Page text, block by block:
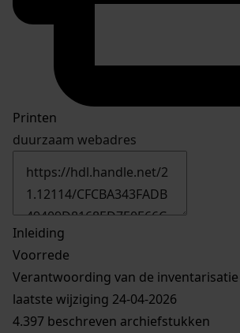
Printen
duurzaam webadres
Inleiding
Voorrede
Verantwoording van de inventarisatie
laatste wijziging 24-04-2026
4.397 beschreven archiefstukken